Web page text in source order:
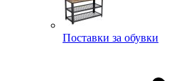
Поставки за обувки